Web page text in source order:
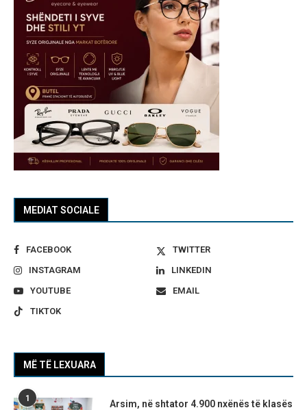
MEDIAT SOCIALE
FACEBOOK
TWITTER
INSTAGRAM
LINKEDIN
YOUTUBE
EMAIL
TIKTOK
MË TË LEXUARA
1
Arsim, në shtator 4.900 nxënës të klasës